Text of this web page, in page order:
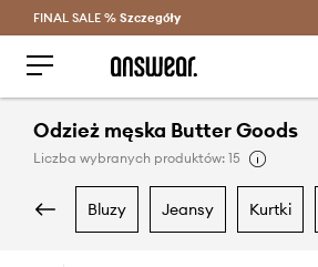
Oszczędzaj z Answear Club >
FINAL SALE % Szczegóły
Odzież męska Butter Goods
Liczba wybranych produktów: 15
bluzy jeansy kurtki